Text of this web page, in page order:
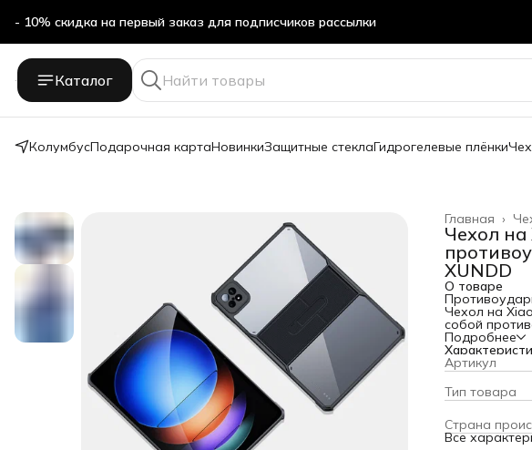
- 10% скидка на первый заказ для подписчиков рассылки
Бесплатная доставка в ПВЗ Яндекс Маркет
Каталог
КолумбусПодарочная картаНовинкиЗащитные стеклаГидрогелевые плёнки
Главная ›
Чехол на
XUNDD
О товаре
Чехол на
собой
надежную
комбинации
этот чехол
подушкой",
падении.
Кроме того,
гарантирует
Подробнее
Артикул
Тип товара
Страна
Все